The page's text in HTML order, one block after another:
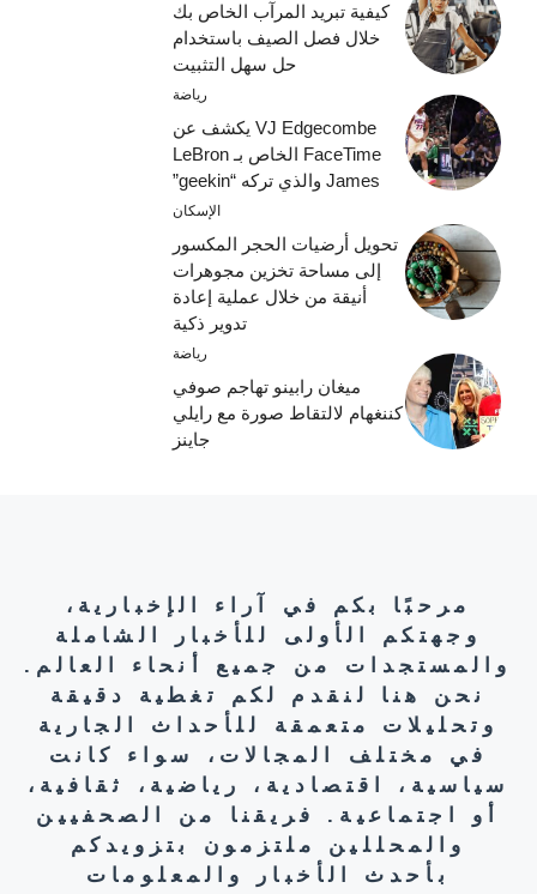
كيفية تبريد المرآب الخاص بك
خلال فصل الصيف باستخدام
حل سهل التثبيت
رياضة
VJ Edgecombe يكشف عن
FaceTime الخاص بـ LeBron
James والذي تركه “geekin”
الإسكان
تحويل أرضيات الحجر المكسور
إلى مساحة تخزين مجوهرات
أنيقة من خلال عملية إعادة
تدوير ذكية
رياضة
ميغان رابينو تهاجم صوفي
كننغهام لالتقاط صورة مع رايلي
جاينز
مرحبًا بكم في آراء الإخبارية،
وجهتكم الأولى للأخبار الشاملة
والمستجدات من جميع أنحاء العالم.
نحن هنا لنقدم لكم تغطية دقيقة
وتحليلات متعمقة للأحداث الجارية
في مختلف المجالات، سواء كانت
سياسية، اقتصادية، رياضية، ثقافية،
أو اجتماعية. فريقنا من الصحفيين
والمحللين ملتزمون بتزويدكم
بأحدث الأخبار والمعلومات